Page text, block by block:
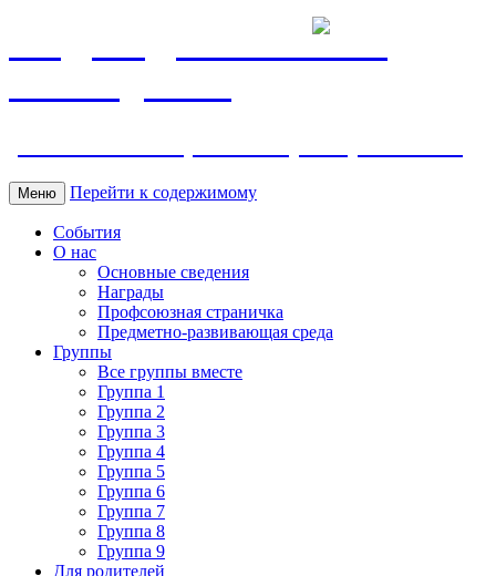
МБДОУ ДС "Калинка"
Меню Перейти к содержимому
События
О нас
Основные сведения
Награды
Профсоюзная страничка
Предметно-развивающая среда
Группы
Все группы вместе
Группа 1
Группа 2
Группа 3
Группа 4
Группа 5
Группа 6
Группа 7
Группа 8
Группа 9
Для родителей